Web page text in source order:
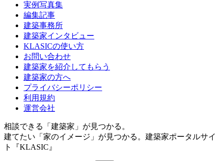
実例写真集
編集記事
建築事務所
建築家インタビュー
KLASICの使い方
お問い合わせ
建築家を紹介してもらう
建築家の方へ
プライバシーポリシー
利用規約
運営会社
相談できる「建築家」が見つかる。
建てたい「家のイメージ」が見つかる。 建築家ポータルサイ
ト『KLASIC』